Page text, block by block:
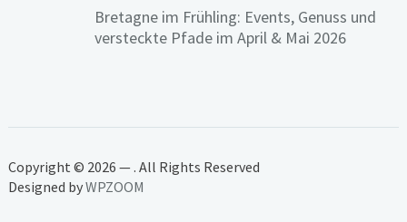
Bretagne im Frühling: Events, Genuss und
versteckte Pfade im April & Mai 2026
Copyright © 2026 — . All Rights Reserved
Designed byWPZOOM